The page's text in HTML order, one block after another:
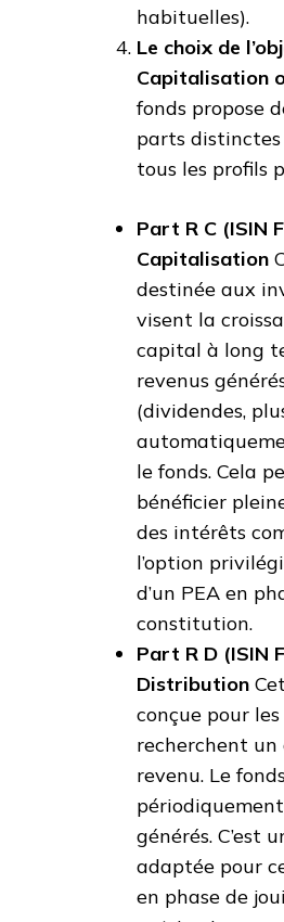
habituelles).
Le choix de
Capitalisation
fonds propose
parts distinctes
tous les profils
Part R C (ISIN
Capitalisation
destinée aux
visent la
capital à long
revenus
(dividendes,
le fonds. Cela
bénéficier
des intérêts
l’option
d’un PEA en
constitution.
Part R D (ISIN
Distribution
conçue pour
recherchent
revenu. Le
générés. C’est
adaptée pour
en phase de